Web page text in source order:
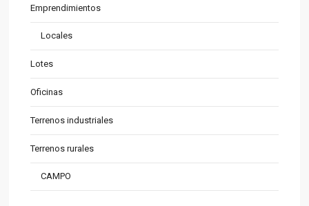
Emprendimientos
Locales
Lotes
Oficinas
Terrenos industriales
Terrenos rurales
CAMPO